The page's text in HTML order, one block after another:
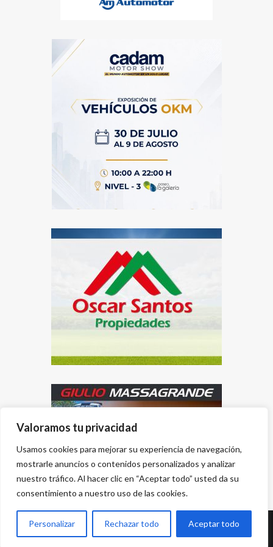
Valoramos tu privacidad
Usamos cookies para mejorar su experiencia de navegación,
mostrarle anuncios o contenidos personalizados y analizar
nuestro tráfico. Al hacer clic en “Aceptar todo” usted da su
consentimiento a nuestro uso de las cookies.
Personalizar Rechazar todo Aceptar todo
Desarrollado por